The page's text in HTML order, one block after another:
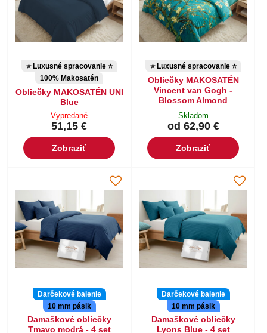
⭐ Luxusné spracovanie ⭐
100% Makosatén
Obliečky MAKOSATÉN UNI
Blue
Vypredané
51,15 €
Zobraziť
⭐ Luxusné spracovanie ⭐
Obliečky MAKOSATÉN
Vincent van Gogh -
Blossom Almond
Skladom
od 62,90 €
Zobraziť
Darčekové balenie
10 mm pásik
Damaškové obliečky
Tmavo modrá - 4 set
Darčekové balenie
10 mm pásik
Damaškové obliečky
Lyons Blue - 4 set